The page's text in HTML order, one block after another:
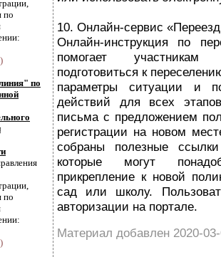
по
по
по
10. Онлайн-сервис
Онлайн-инструкция по
помогает участникам
подготовиться к
параметры ситуации и
действий для всех
письма с предложением
регистрации на новом
собраны полезные
которые могут
прикрепление к новой
сад или школу.
авторизации на портале.
Материал добавлен 2020-